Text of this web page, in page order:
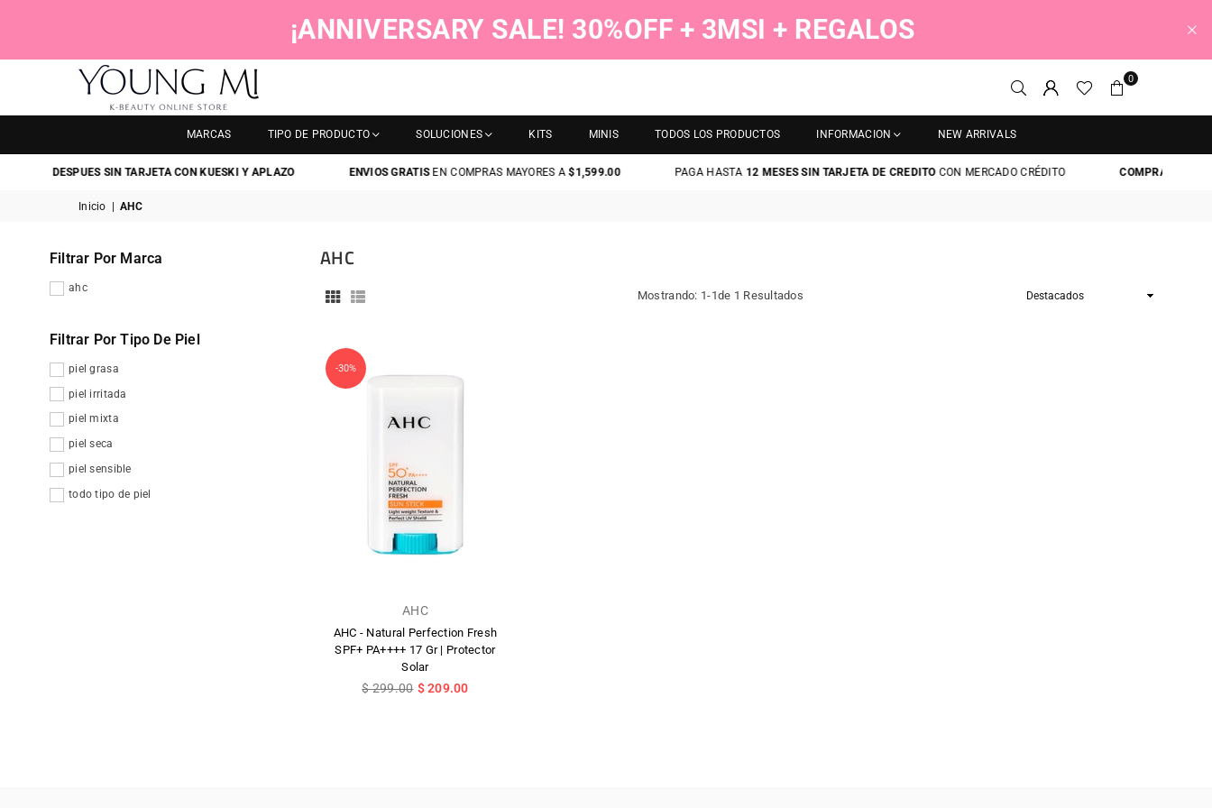
¡ANNIVERSARY SALE! 30%OFF + 3MSI + REGALOS
0
MARCAS TIPO DE PRODUCTO SOLUCIONES KITS MINIS TODOS LOS PRODUCTOS INFORMACION NEW ARRIVALS
PAGA DESPUES SIN TARJETA CON KUESKI Y APLAZO ENVIOS GRATISEN COMPRAS MAYORES A $1,599.00 PAGA HASTA12 MESES SIN TARJETA DE CREDITOCON MERCADO CRÉDITO COMPRA AHORA Y
Inicio AHC
AHC
Mostrando: 1-1de 1 Resultados Ordenar
-30%
AHC
AHC - Natural Perfection Fresh
SPF+ PA++++ 17 Gr | Protector
Solar
Precio
$ 299.00 $ 209.00
Filtrar Por Marca
ahc
Filtrar Por Tipo De Piel
piel grasa
piel irritada
piel mixta
piel seca
piel sensible
todo tipo de piel